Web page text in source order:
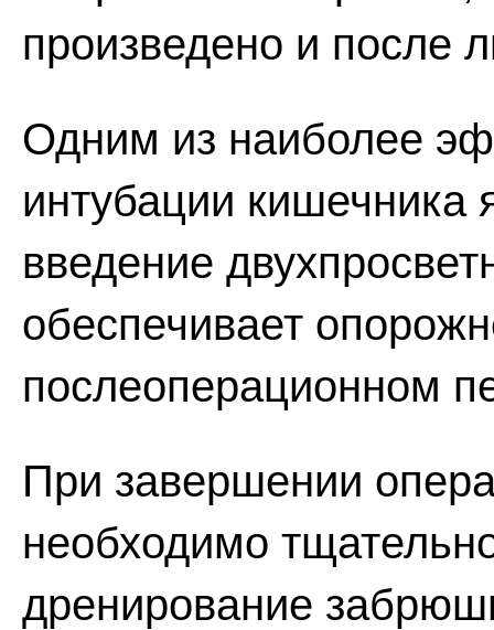
произведено и после
Одним из наиболее
интубации кишечника
введение
обеспечивает
послеоперационном
При завершении
необходимо
дренирование